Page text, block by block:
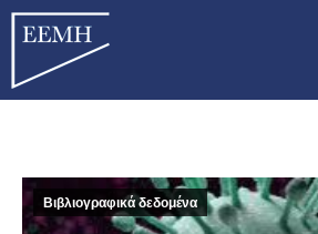
Βιβλιογραφικά δεδομένα